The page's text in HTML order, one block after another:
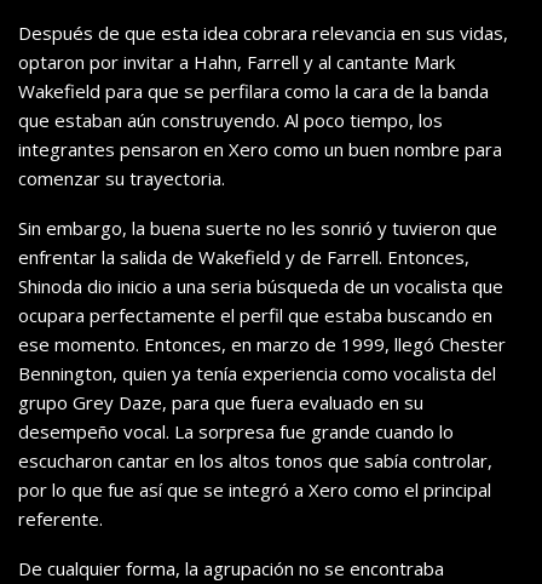
Después de que esta idea cobrara relevancia en sus vidas,
optaron por invitar a Hahn, Farrell y al cantante Mark
Wakefield para que se perfilara como la cara de la banda
que estaban aún construyendo. Al poco tiempo, los
integrantes pensaron en Xero como un buen nombre para
comenzar su trayectoria.
Sin embargo, la buena suerte no les sonrió y tuvieron que
enfrentar la salida de Wakefield y de Farrell. Entonces,
Shinoda dio inicio a una seria búsqueda de un vocalista que
ocupara perfectamente el perfil que estaba buscando en
ese momento. Entonces, en marzo de 1999, llegó Chester
Bennington, quien ya tenía experiencia como vocalista del
grupo Grey Daze, para que fuera evaluado en su
desempeño vocal. La sorpresa fue grande cuando lo
escucharon cantar en los altos tonos que sabía controlar,
por lo que fue así que se integró a Xero como el principal
referente.
De cualquier forma, la agrupación no se encontraba